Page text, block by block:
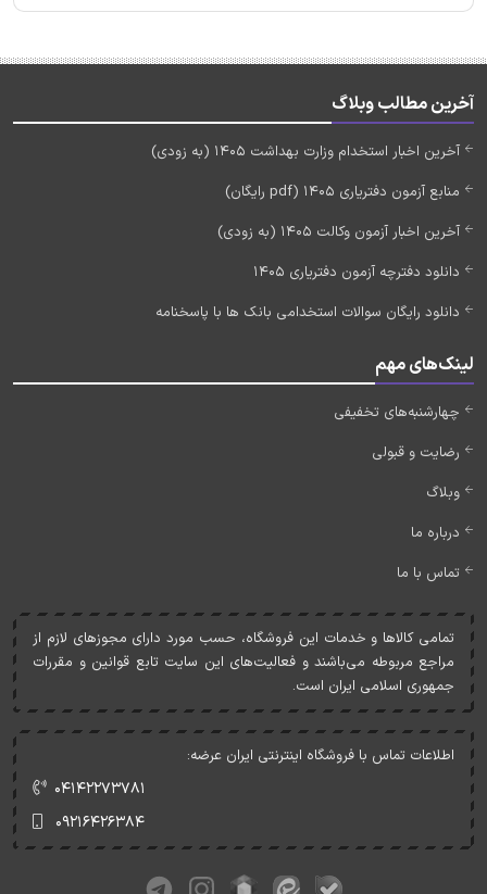
آخرین مطالب وبلاگ
آخرین اخبار استخدام وزارت بهداشت 1405 (به زودی)
منابع آزمون دفتریاری 1405 (pdf رایگان)
آخرین اخبار آزمون وکالت 1405 (به زودی)
دانلود دفترچه آزمون دفتریاری 1405
دانلود رایگان سوالات استخدامی بانک ها با پاسخنامه
لینک‌های مهم
چهارشنبه‌های تخفیفی
رضایت و قبولی
وبلاگ
درباره ما
تماس با ما
تمامی کالاها و خدمات اين فروشگاه، حسب مورد دارای مجوزهای لازم از
مراجع مربوطه می‌باشند و فعاليت‌های اين سايت تابع قوانين و مقررات
جمهوری اسلامی ايران است.
اطلاعات تماس با فروشگاه اینترنتی ایران عرضه:
۰۴۱۴۲۲۷۳۷۸۱
۰۹۲۱۶۴۲۶۳۸۴